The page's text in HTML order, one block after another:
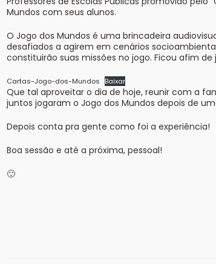
Mundos com seus alunos.
O Jogo dos Mundos é uma brincadeira
desafiados a agirem em cenários
constituirão suas missões no jogo. Ficou afim
Cartas-Jogo-dos-Mundos Baixar
Que tal aproveitar o dia de hoje, reunir com a
juntos jogaram o Jogo dos Mundos depois de
Depois conta pra gente como foi a experiência!
Boa sessão e até a próxima, pessoal!
🙂